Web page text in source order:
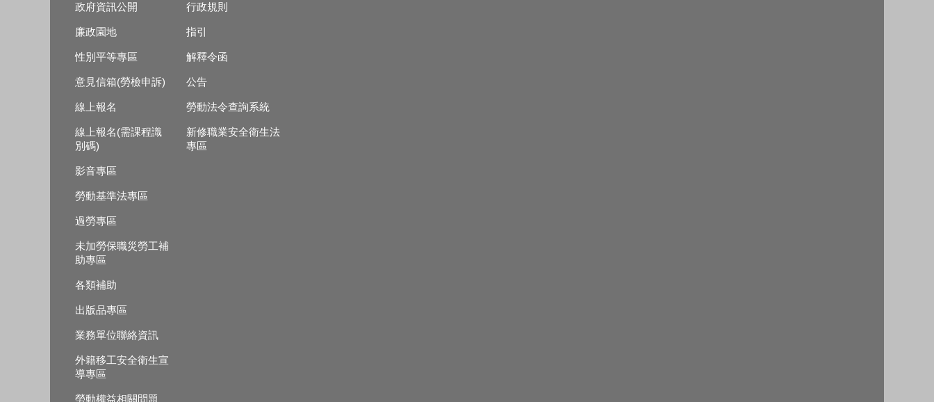
政府資訊公開
廉政園地
性別平等專區
意見信箱(勞檢申訴)
線上報名
線上報名(需課程識
別碼)
影音專區
勞動基準法專區
過勞專區
未加勞保職災勞工補
助專區
各類補助
出版品專區
業務單位聯絡資訊
外籍移工安全衛生宣
導專區
勞動權益相關問題
行政規則
指引
解釋令函
公告
勞動法令查詢系統
新修職業安全衛生法
專區